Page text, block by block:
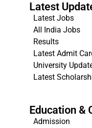
Latest
Latest Jobs
All India Jobs
Results
Latest Admit
University
Latest
Education &
Admission